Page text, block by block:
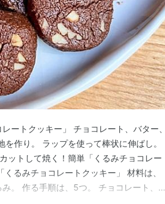
ートクッキー」 チョコレート、バター、
作り。 ラップを使って棒状に伸ばし。
ットして焼く！簡単「くるみチョコレー
るみチョコレートクッキー」 材料は、
。 作る手順は、5つ。 チョコレート、バ